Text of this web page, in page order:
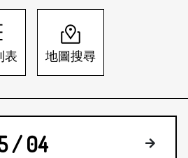
登入/註冊
表 地圖搜尋
/ 04 下個月